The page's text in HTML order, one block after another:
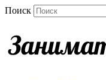
Поиск